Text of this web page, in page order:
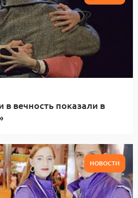
в вечность показали в
НОВОСТИ